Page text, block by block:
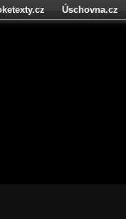
Úschovna.cz